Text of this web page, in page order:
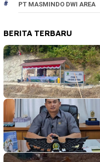
PT MASMINDO DWI AREA
BERITA TERBARU